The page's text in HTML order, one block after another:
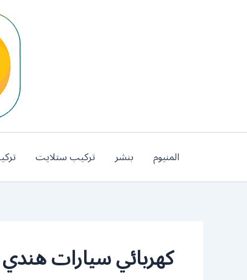
المنيوم بنشر تركيب ستلايت
كهربائي سيارات